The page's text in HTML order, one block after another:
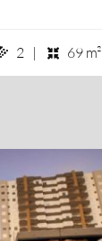
2 banheiros
2 | 69 m²